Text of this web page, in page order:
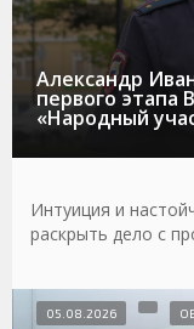
Александр
первого этапа
«Народный
Интуиция и
раскрыть дело с
05.08.2026